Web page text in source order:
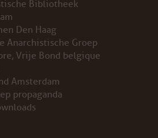
Bibliotheek
Den Haag
Anarchistische Groep
Vrije Bond belgique
Amsterdam
propaganda